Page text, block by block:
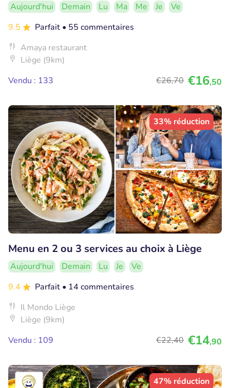
Aujourd'hui Demain Lu Ma Me Je
Ve
9.5
Parfait • 55 commentaires
Amaya restaurant
Liège (9km)
Vendu : 133
€26,70 €16,50
33% réduction
Menu en 2 ou 3 services au choix à Liège
Aujourd'hui Demain Lu Je
Ve
9.4
Parfait • 14 commentaires
Il Mondo Liège
Liège (9km)
Vendu : 109
€22,40 €14,90
47% réduction